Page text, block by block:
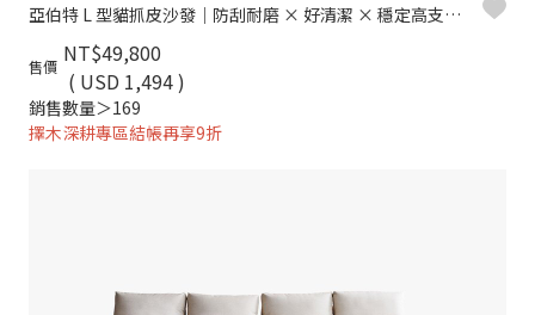
亞伯特 L 型貓抓皮沙發｜防刮耐磨 × 好清潔 × 穩定高支撐 – 擇木深耕
售價 NT$49,800
( USD 1,494 )
銷售數量＞169
擇木深耕專區結帳再享9折